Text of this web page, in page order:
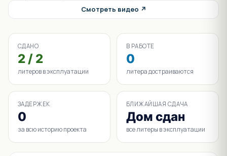
Смотреть видео ↗
СДАНО
2 / 2
литеров в эксплуатации
В РАБОТЕ
0
литера достраиваются
ЗАДЕРЖЕК
0
за всю историю проекта
БЛИЖАЙШАЯ СДАЧА
Дом сдан
все литеры в эксплуатации